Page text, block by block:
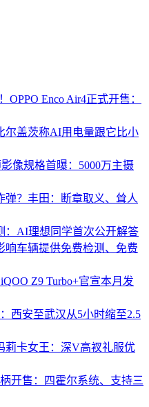
OPPO Enco Air4正式开售：
尔盖茨称AI用电量跟它比小
像规格首曝：5000万主摄
弹？丰田：断章取义、耸人
：AI理想同学首次公开解答
响车辆提供免费检测、免费
Z9 Turbo+官宣本月发
西安至武汉从5小时缩至2.5
莉卡女王：深V高衩礼服优
开售：四霍尔系统、支持三